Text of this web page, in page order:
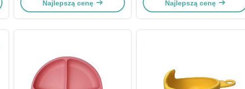
karmienia
Najlepszą cenę
Najlepszą cenę